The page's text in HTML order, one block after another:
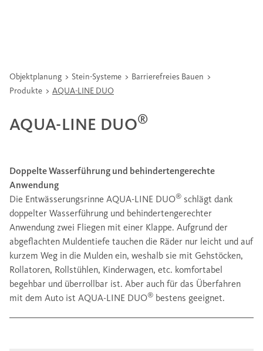
Objektplanung Stein-Systeme
Barrierefreies Bauen
Produkte
AQUA-LINE DUO
AQUA-LINE DUO®
Doppelte Wasserführung und behindertengerechte
Anwendung
Die Entwässerungsrinne AQUA-LINE DUO® schlägt dank
doppelter Wasserführung und behindertengerechter
Anwendung zwei Fliegen mit einer Klappe. Aufgrund der
abgeflachten Muldentiefe tauchen die Räder nur leicht und auf
kurzem Weg in die Mulden ein, weshalb sie mit Gehstöcken,
Rollatoren, Rollstühlen, Kinderwagen, etc. komfortabel
begehbar und überrollbar ist. Aber auch für das Überfahren
mit dem Auto ist AQUA-LINE DUO® bestens geeignet.